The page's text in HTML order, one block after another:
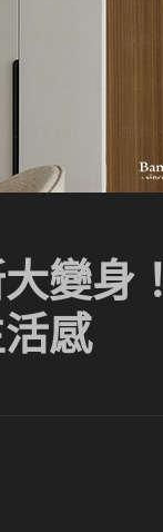
變身！
感